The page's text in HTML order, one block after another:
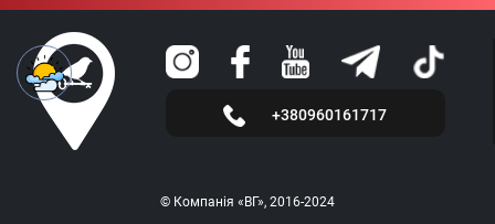
+380960161717
© Компанія «ВГ», 2016-2024